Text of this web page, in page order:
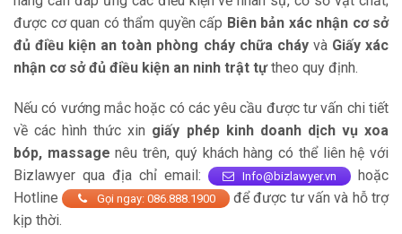
được cơ quan có thẩm quyền cấp Biên bản xác nhận cơ sở
đủ điều kiện an toàn phòng cháy chữa cháyvà Giấy xác
nhận cơ sở đủ điều kiện an ninh trật tựtheo quy định.
Nếu có vướng mắc hoặc có các yêu cầu được tư vấn chi tiết
về các hình thức xin giấy phép kinh doanh dịch vụ xoa
bóp, massage nêu trên, quý khách hàng có thể liên hệ với
Bizlawyer qua địa chỉ email:
Info@bizlawyer.vn
hoặc
Hotline
Gọi ngay: 086.888.1900
để được tư vấn và hỗ trợ
kịp thời.